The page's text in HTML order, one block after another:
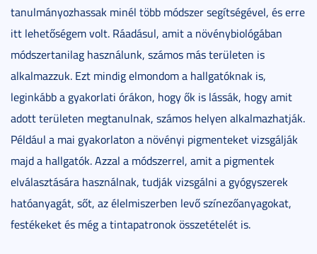
tanulmányozhassak minél több módszer segítségével, és erre
itt lehetőségem volt. Ráadásul, amit a növénybiológában
módszertanilag használunk, számos más területen is
alkalmazzuk. Ezt mindig elmondom a hallgatóknak is,
leginkább a gyakorlati órákon, hogy ők is lássák, hogy amit
adott területen megtanulnak, számos helyen alkalmazhatják.
Például a mai gyakorlaton a növényi pigmenteket vizsgálják
majd a hallgatók. Azzal a módszerrel, amit a pigmentek
elválasztására használnak, tudják vizsgálni a gyógyszerek
hatóanyagát, sőt, az élelmiszerben levő színezőanyagokat,
festékeket és még a tintapatronok összetételét is.